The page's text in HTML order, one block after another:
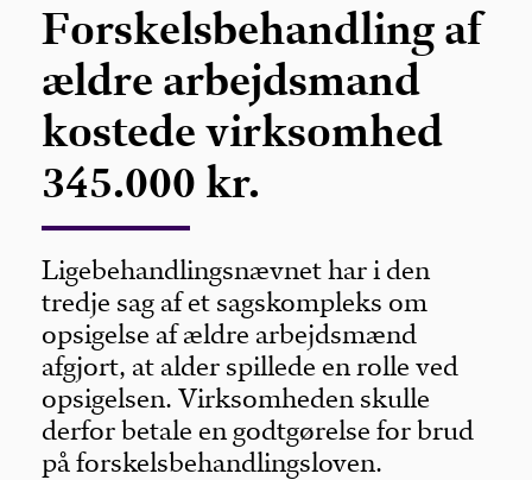
Forskelsbehandling af
ældre arbejdsmand
kostede virksomhed
345.000 kr.
Ligebehandlingsnævnet har i den
tredje sag af et sagskompleks om
opsigelse af ældre arbejdsmænd
afgjort, at alder spillede en rolle ved
opsigelsen. Virksomheden skulle
derfor betale en godtgørelse for brud
på forskelsbehandlingsloven.